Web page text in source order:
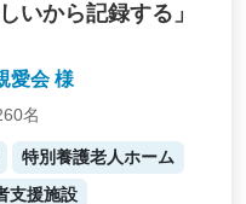
いから記録する」
愛会 様
名
特別養護老人ホーム
支援施設